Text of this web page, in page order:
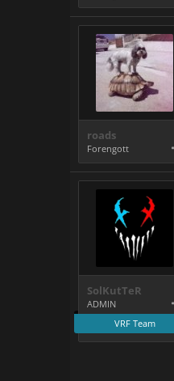
roads
Forengott
SolKutTeR
ADMIN
VRF Team